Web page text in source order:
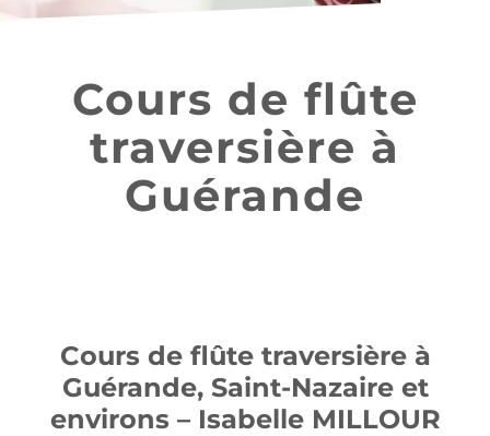
Cours de flûte
traversière à
Guérande
Cours de flûte traversière à
Guérande, Saint-Nazaire et
environs – Isabelle MILLOUR